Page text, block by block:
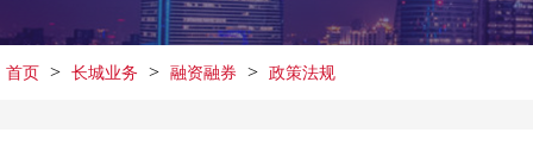
首页 > 长城业务 > 融资融券 > 政策法规